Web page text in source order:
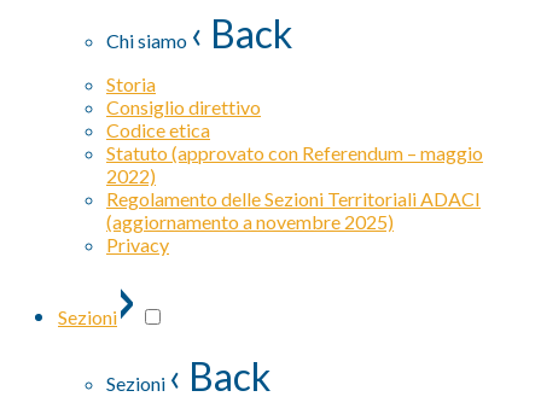
Chi siamo ‹ Back
Storia
Consiglio direttivo
Codice etica
Statuto (approvato con Referendum – maggio
2022)
Regolamento delle Sezioni Territoriali ADACI
(aggiornamento a novembre 2025)
Privacy
Sezioni›
Sezioni ‹ Back